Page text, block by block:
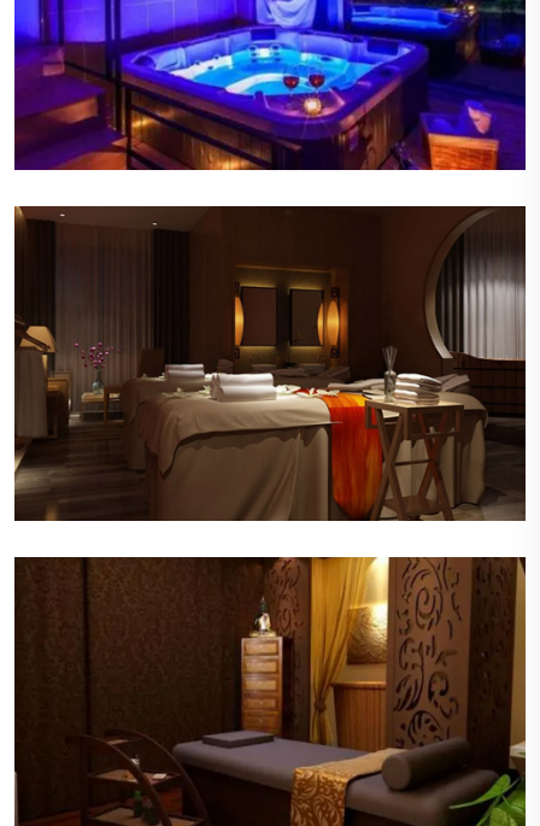
供了一个舒适的视觉环境。
轻柔的背景音乐在会所内缓缓流淌，旋律悠扬，节
奏舒缓，有助于顾客进一步放松身心。
每个桑拿房和按摩室都设计有良好的私密性，确保
顾客在享受服务时不会被打扰，保障了顾客的隐